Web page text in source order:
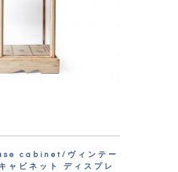
cabinet/ヴィンテー
ャビネット ディスプレ